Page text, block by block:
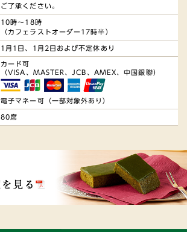
ご了承ください。
10時～18時
（カフェラストオーダー17時半）
1月1日、1月2日および不定休あり
カード可
（VISA、MASTER、JCB、AMEX、中国銀聯）
電子マネー可（一部対象外あり）
80席